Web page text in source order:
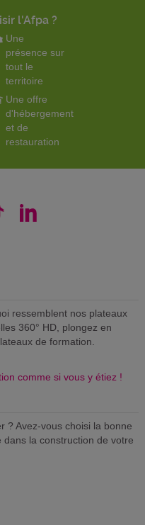
l'Afpa ?
Une
présence sur
tout le
territoire
Une offre
d'hébergement
et de
restauration
ressemblent nos plateaux
360° HD, plongez en
de formation.
comme si vous y étiez !
? Avez-vous choisi la bonne
la construction de votre